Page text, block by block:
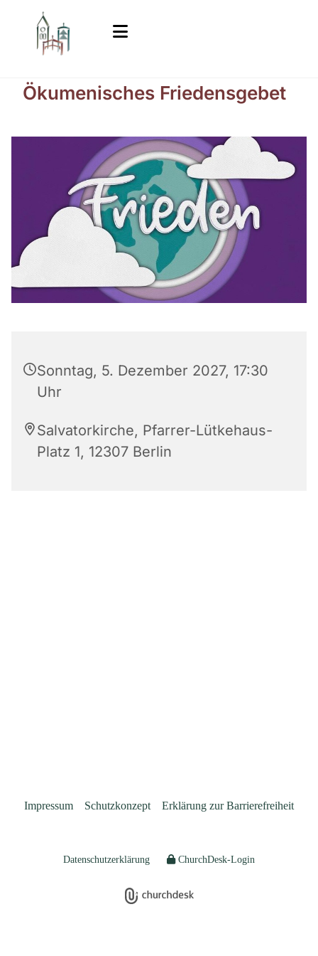
Ökumenisches Friedensgebet
Sonntag, 5. Dezember 2027, 17:30
Uhr
Salvatorkirche, Pfarrer-Lütkehaus-
Platz 1, 12307 Berlin
Impressum Schutzkonzept Erklärung zur Barrierefreiheit
Datenschutzerklärung ChurchDesk-Login